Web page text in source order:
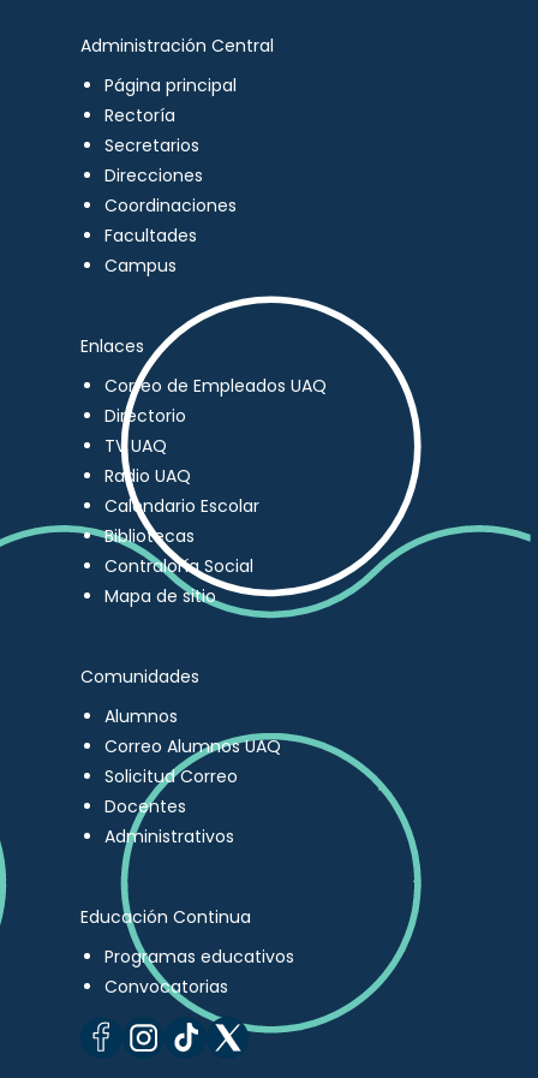
Administración Central
Página principal
Rectoría
Secretarios
Direcciones
Coordinaciones
Facultades
Campus
Enlaces
Correo de Empleados UAQ
Directorio
TV UAQ
Radio UAQ
Calendario Escolar
Bibliotecas
Contraloría Social
Mapa de sitio
Comunidades
Alumnos
Correo Alumnos UAQ
Solicitud Correo
Docentes
Administrativos
Educación Continua
Programas educativos
Convocatorias